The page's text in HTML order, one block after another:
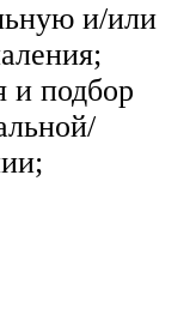
и/или
и подбор